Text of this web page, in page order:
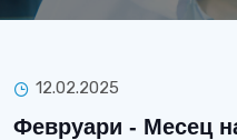
12.02.2025
Февруари - Месец